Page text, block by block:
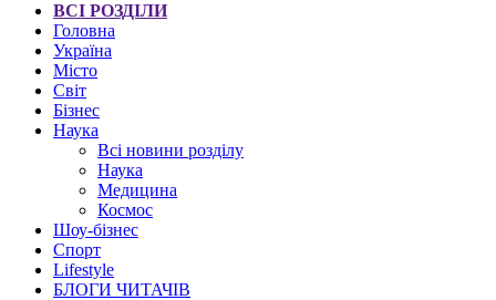
ВСІ РОЗДІЛИ
Головна
Україна
Місто
Світ
Бізнес
Наука
Всі новини розділу
Наука
Медицина
Космос
Шоу-бізнес
Спорт
Lifestyle
БЛОГИ ЧИТАЧІВ